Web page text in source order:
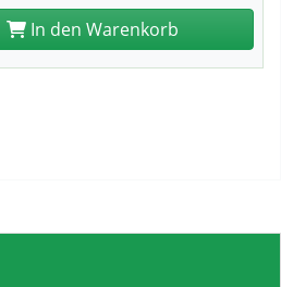
In den Warenkorb